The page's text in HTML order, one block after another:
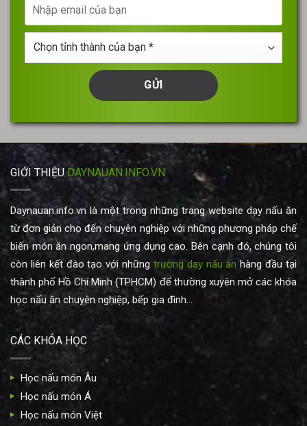
tư
vấnemail
của
bạn
tỉnh
GIỚI THIỆUDAYNAUAN.INFO.VN
Daynauan.info.vn là một trong những trang website dạy nấu ăn
từ đơn giản cho đến chuyên nghiệp với những phương pháp chế
biến món ăn ngon,mang ứng dụng cao. Bên cạnh đó, chúng tôi
còn liên kết đào tạo với những trường dạy nấu ăn hàng đầu tại
thành phố Hồ Chí Minh (TPHCM) để thường xuyên mở các khóa
học nấu ăn chuyên nghiệp, bếp gia đình...
CÁC KHÓA HỌC
Học nấu món Âu
Học nấu món Á
Học nấu món Việt